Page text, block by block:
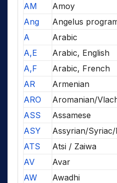
AM
Amoy
Ang
Angelus
A
Arabic
A,E
Arabic, English
A,F
Arabic, French
AR
Armenian
ARO
Aromanian/
ASS
Assamese
ASY
Assyrian/
ATS
Atsi / Zaiwa
AV
Avar
AW
Awadhi